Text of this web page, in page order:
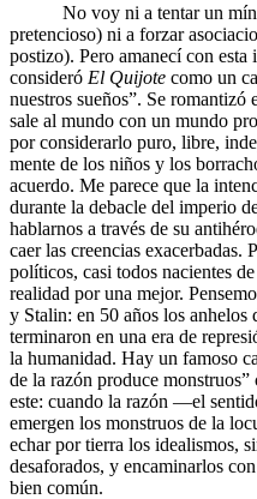
No voy ni a tentar un
pretencioso) ni a forzar
postizo). Pero amanecí con
consideró El Quijote como un
nuestros sueños”. Se
sale al mundo con un mundo
por considerarlo puro, libre,
mente de los niños y los
acuerdo. Me parece que la
durante la debacle del imperio
hablarnos a través de su
caer las creencias exacerbadas.
políticos, casi todos nacientes
realidad por una mejor.
y Stalin: en 50 años los anhelos
terminaron en una era de
la humanidad. Hay un famoso
de la razón produce
este: cuando la razón —el
emergen los monstruos de la
echar por tierra los idealismos,
desaforados, y encaminarlos
bien común.